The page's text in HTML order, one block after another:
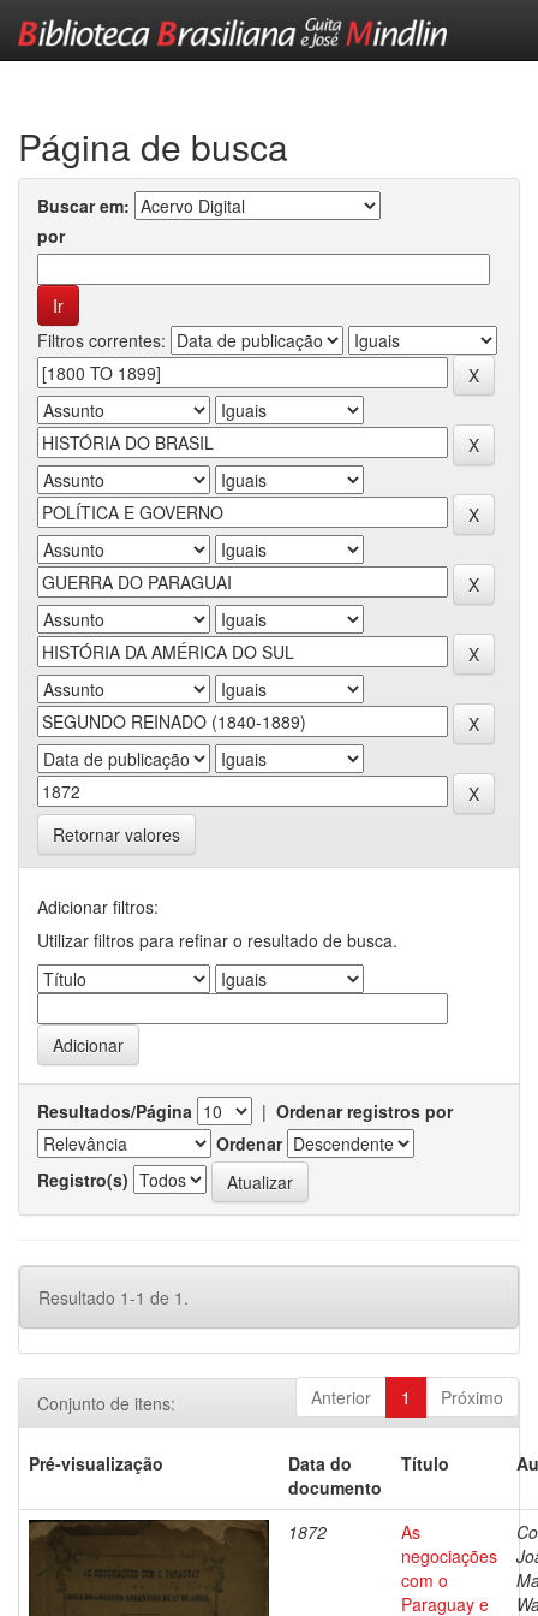
Página de busca
Buscar em:
por
Filtros correntes:
Retornar valores
Adicionar filtros:
Utilizar filtros para refinar o resultado de busca.
Resultados/Página | Ordenar registros por
Ordenar
Registro(s)
Resultado 1-1 de 1.
Anterior 1 Próximo
Conjunto de itens:
Pré-visualização
Data do
documento
Título
1872
As
negociações
com o
Paraguay e